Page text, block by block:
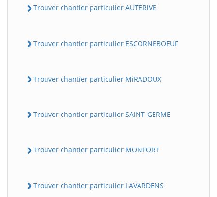
Trouver chantier particulier AUTERiVE
Trouver chantier particulier ESCORNEBOEUF
Trouver chantier particulier MiRADOUX
Trouver chantier particulier SAiNT-GERME
Trouver chantier particulier MONFORT
Trouver chantier particulier LAVARDENS